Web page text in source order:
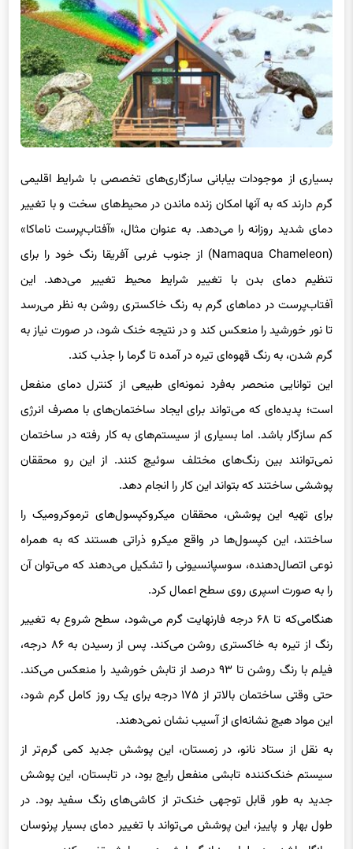
بسیاری از موجودات بیابانی سازگاری‌های تخصصی با شرایط اقلیمی
گرم دارند که به آنها امکان زنده ماندن در محیط‌های سخت و با تغییر
دمای شدید روزانه را می‌دهد. به عنوان مثال، «آفتاب‌پرست ناماکا»
(Namaqua Chameleon) از جنوب غربی آفریقا رنگ خود را برای
تنظیم دمای بدن با تغییر شرایط محیط تغییر می‌دهد. این
آفتاب‌پرست در دماهای گرم به رنگ خاکستری روشن به نظر می‌رسد
تا نور خورشید را منعکس کند و در نتیجه خنک شود، در صورت نیاز به
گرم شدن، به رنگ قهوه‌ای تیره در آمده تا گرما را جذب کند.
این توانایی منحصر به‌فرد نمونه‌ای طبیعی از کنترل دمای منفعل
است؛ پدیده‌ای که می‌تواند برای ایجاد ساختمان‌های با مصرف انرژی
کم سازگار باشد. اما بسیاری از سیستم‌های به کار رفته در ساختمان
نمی‌توانند بین رنگ‌های مختلف سوئیچ کنند. از این رو محققان
پوششی ساختند که بتواند این کار را انجام دهد.
برای تهیه این پوشش، محققان میکروکپسول‌های ترموکرومیک را
ساختند، این کپسول‌ها در واقع میکرو ذراتی هستند که به همراه
نوعی اتصال‌دهنده، سوسپانسیونی را تشکیل می‌دهند که می‌توان آن
را به صورت اسپری روی سطح اعمال کرد.
هنگامی‌که تا ۶۸ درجه فارنهایت گرم می‌شود، سطح شروع به تغییر
رنگ از تیره به خاکستری روشن می‌کند. پس از رسیدن به ۸۶ درجه،
فیلم با رنگ روشن تا ۹۳ درصد از تابش خورشید را منعکس می‌کند.
حتی وقتی ساختمان بالاتر از ۱۷۵ درجه برای یک روز کامل گرم شود،
این مواد هیچ نشانه‌ای از آسیب نشان نمی‌دهند.
به نقل از ستاد نانو، در زمستان، این پوشش جدید کمی گرم‌تر از
سیستم خنک‌کننده تابشی منفعل رایج بود، در تابستان، این پوشش
جدید به طور قابل توجهی خنک‌تر از کاشی‌های رنگ سفید بود. در
طول بهار و پاییز، این پوشش می‌تواند با تغییر دمای بسیار پرنوسان